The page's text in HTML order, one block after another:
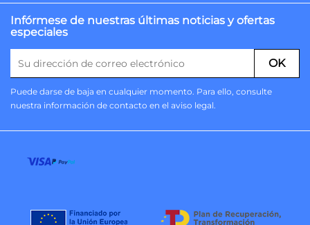
Infórmese de nuestras últimas noticias y ofertas
especiales
Puede darse de baja en cualquier momento. Para ello, consulte
nuestra información de contacto en el aviso legal.